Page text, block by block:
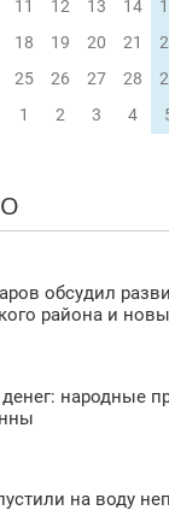
11 12 13 14
18 19 20 21
25 26 27 28
1 2 3 4
обсудил
района и
денег: народные
на воду